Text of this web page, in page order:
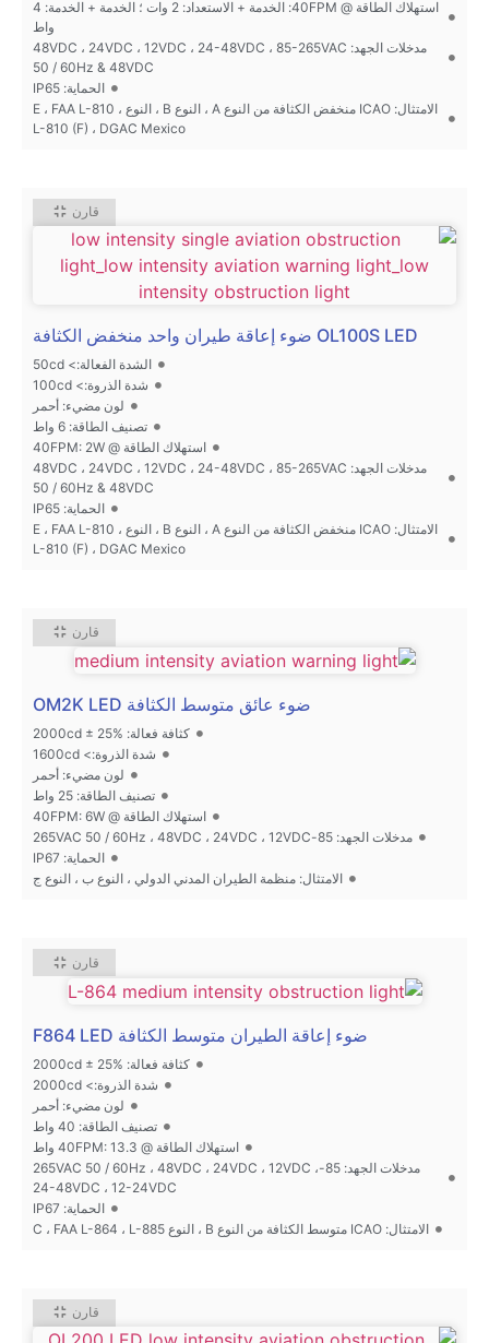
استهلاك الطاقة @ 40FPM: الخدمة + الاستعداد: 2 وات ؛ الخدمة + الخدمة: 4
واط
مدخلات الجهد: 48VDC ، 24VDC ، 12VDC ، 24-48VDC ، 85-265VAC
50 / 60Hz & 48VDC
الحماية: IP65
الامتثال: ICAO منخفض الكثافة من النوع A ، النوع B ، النوع E ، FAA L-810 ،
L-810 (F) ، DGAC Mexico
قارن
OL100S LED ضوء إعاقة طيران واحد منخفض الكثافة
الشدة الفعالة:> 50cd
شدة الذروة:> 100cd
لون مضيء: أحمر
تصنيف الطاقة: 6 واط
استهلاك الطاقة @ 40FPM: 2W
مدخلات الجهد: 48VDC ، 24VDC ، 12VDC ، 24-48VDC ، 85-265VAC
50 / 60Hz & 48VDC
الحماية: IP65
الامتثال: ICAO منخفض الكثافة من النوع A ، النوع B ، النوع E ، FAA L-810 ،
L-810 (F) ، DGAC Mexico
قارن
ضوء عائق متوسط الكثافة OM2K LED
كثافة فعالة: 2000cd ± 25%
شدة الذروة:> 1600cd
لون مضيء: أحمر
تصنيف الطاقة: 25 واط
استهلاك الطاقة @ 40FPM: 6W
مدخلات الجهد: 85-265VAC 50 / 60Hz ، 48VDC ، 24VDC ، 12VDC
الحماية: IP67
الامتثال: منظمة الطيران المدني الدولي ، النوع ب ، النوع ج
قارن
ضوء إعاقة الطيران متوسط الكثافة F864 LED
كثافة فعالة: 2000cd ± 25%
شدة الذروة:> 2000cd
لون مضيء: أحمر
تصنيف الطاقة: 40 واط
استهلاك الطاقة @ 40FPM: 13.3 واط
مدخلات الجهد: 85-265VAC 50 / 60Hz ، 48VDC ، 24VDC ، 12VDC ،
24-48VDC ، 12-24VDC
الحماية: IP67
الامتثال: ICAO متوسط الكثافة من النوع B ، النوع C ، FAA L-864 ، L-885
قارن